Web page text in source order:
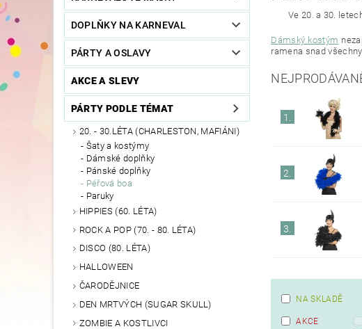
DOPLŇKY NA KARNEVAL
PÁRTY A OSLAVY
AKCE A SLEVY
PÁRTY PODLE TÉMAT
20. - 30.LÉTA (CHARLESTON, MAFIÁNI)
Šaty a kostýmy
Dámské doplňky
Pánské doplňky
Péřová boa
Paruky
HIPPIES (60. LÉTA)
ROCK A POP (70. - 80. LÉTA)
DISCO (80. LÉTA)
HALLOWEEN
ČARODĚJNICE
DEN MRTVÝCH (SUGAR SKULL)
ZOMBIE A KOSTLIVCI
Ve 20. a 30.
Dámský kostým
ramena snad
1.
2.
3.
NA SKLADĚ
AKCE